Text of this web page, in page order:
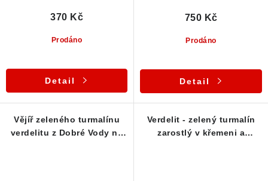
Prodáno
370 Kč
Detail
Prodáno
750 Kč
Detail
Vějíř zeleného turmalínu
verdelitu z Dobré Vody na
Verdelit - zelený turmalín
zarostlý v křemeni a